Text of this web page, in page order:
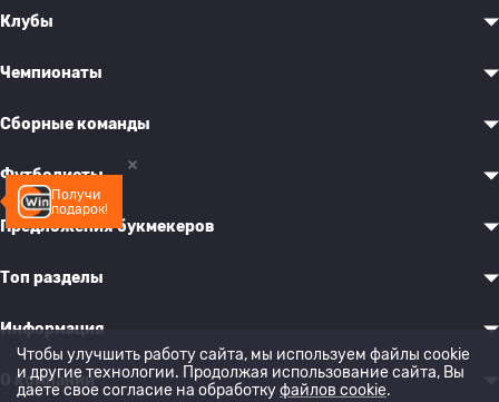
Получи
подарок!
Клубы
Чемпионаты
Сборные команды
Футболисты
Предложения букмекеров
Топ разделы
Информация
О компании
Чтобы улучшить работу сайта, мы используем файлы cookie
и другие технологии. Продолжая использование сайта, Вы
даете свое согласие на обработкуфайлов cookie.